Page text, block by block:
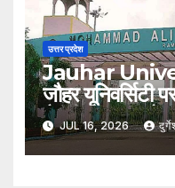
उत्तर प्रदेश
Jauhar
जौहर यूनिवर्सिटी
तैयारी, 38 भवनों
JUL 16, 2026